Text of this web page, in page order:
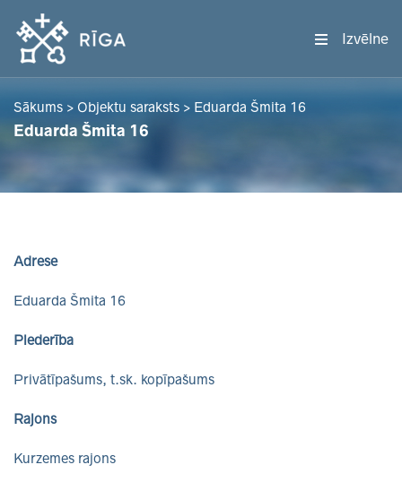
Izvēlne
Sākums > Objektu saraksts > Eduarda Šmita 16
Eduarda Šmita 16
Adrese
Eduarda Šmita 16
Piederība
Privātīpašums, t.sk. kopīpašums
Rajons
Kurzemes rajons